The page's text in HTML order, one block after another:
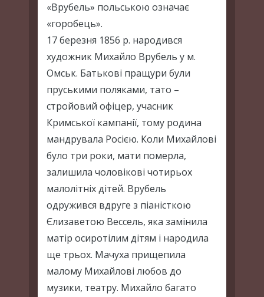
«Врубель» польською означає
«горобець».
17 березня 1856 р. народився
художник Михайло Врубель у м.
Омськ. Батькові пращури були
пруськими поляками, тато –
стройовий офіцер, учасник
Кримської кампанії, тому родина
мандрувала Росією. Коли Михайлові
було три роки, мати померла,
залишила чоловікові чотирьох
малолітніх дітей. Врубель
одружився вдруге з піаністкою
Єлизаветою Вессель, яка замінила
матір осиротілим дітям і народила
ще трьох. Мачуха прищепила
малому Михайлові любов до
музики, театру. Михайло багато